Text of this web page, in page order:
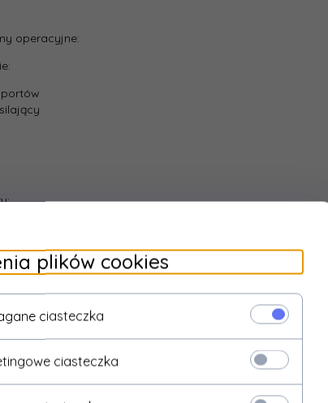
operacyjne:
plików cookies
ciasteczka
ciasteczka